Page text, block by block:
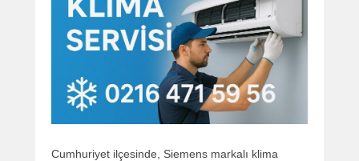
Cumhuriyet ilçesinde, Siemens markalı klima